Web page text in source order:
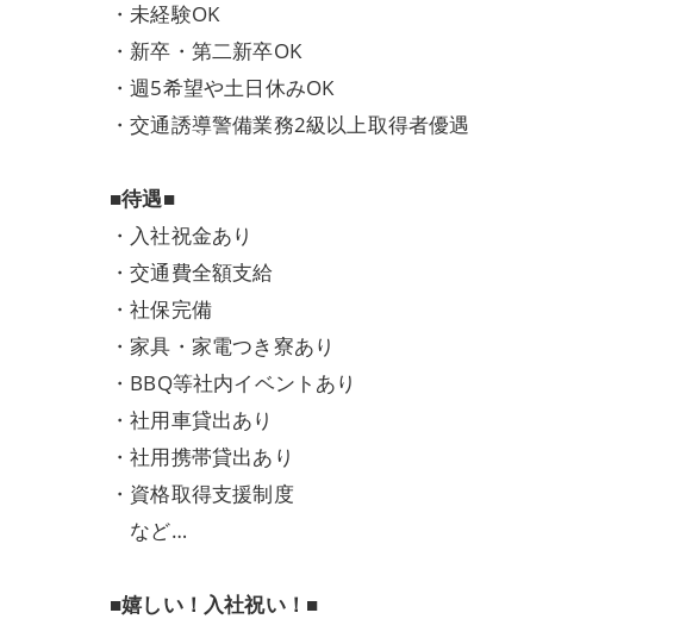
・未経験OK
・新卒・第二新卒OK
・週5希望や土日休みOK
・交通誘導警備業務2級以上取得者優遇
■待遇■
・入社祝金あり
・交通費全額支給
・社保完備
・家具・家電つき寮あり
・BBQ等社内イベントあり
・社用車貸出あり
・社用携帯貸出あり
・資格取得支援制度
など…
■嬉しい！入社祝い！■